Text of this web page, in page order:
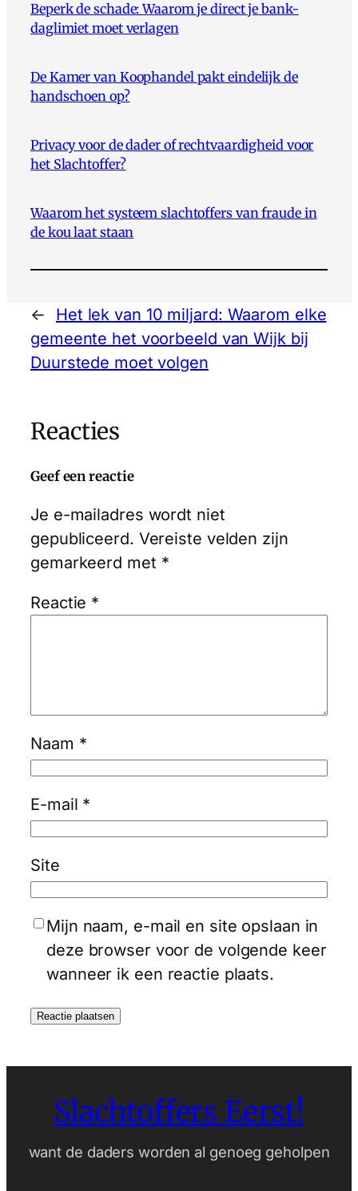
Beperk de schade: Waarom je direct je bank-
daglimiet moet verlagen
De Kamer van Koophandel pakt eindelijk de
handschoen op?
Privacy voor de dader of rechtvaardigheid voor
het Slachtoffer?
Waarom het systeem slachtoffers van fraude in
de kou laat staan
←
Het lek van 10 miljard: Waarom elke
gemeente het voorbeeld van Wijk bij
Duurstede moet volgen
Reacties
Geef een reactie
Je e-mailadres wordt niet
gepubliceerd. Vereiste velden zijn
gemarkeerd met *
Reactie *
Naam *
E-mail *
Site
Mijn naam, e-mail en site opslaan in
deze browser voor de volgende keer
wanneer ik een reactie plaats.
Slachtoffers Eerst!
want de daders worden al genoeg geholpen